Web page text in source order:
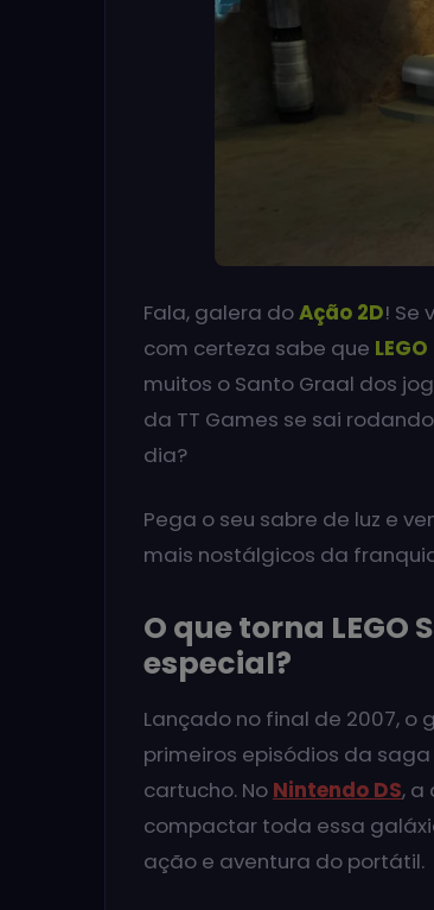
Fala, galera doAção 2D! Se
com certeza sabe que
muitos o Santo Graal dos
da TT Games se sai
dia?
Pega o seu sabre de luz e
mais nostálgicos da
O que torna LEGO
especial?
Lançado no final de 2007, o
primeiros episódios da
cartucho. No Nintendo DS, a
compactar toda essa
ação e aventura do portátil.